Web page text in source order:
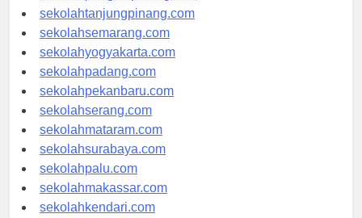
sekolahpangkalpinang.com
sekolahtanjungpinang.com
sekolahsemarang.com
sekolahyogyakarta.com
sekolahpadang.com
sekolahpekanbaru.com
sekolahserang.com
sekolahmataram.com
sekolahsurabaya.com
sekolahpalu.com
sekolahmakassar.com